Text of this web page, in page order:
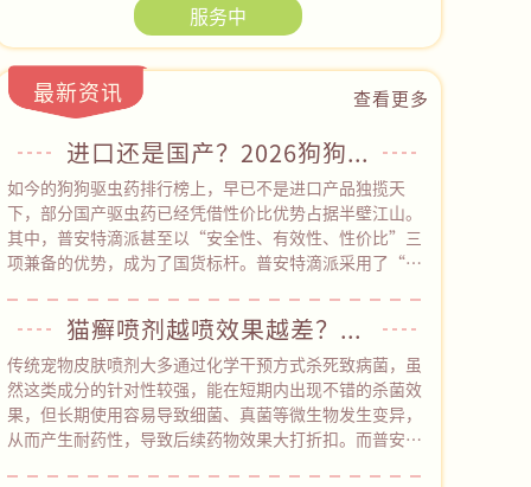
服务中
最新资讯 查看更多
进口还是国产？2026狗狗驱虫药横评：30元也能有全方位防护
如今的狗狗驱虫药排行榜上，早已不是进口产品独揽天
下，部分国产驱虫药已经凭借性价比优势占据半壁江山。
其中，普安特滴派甚至以“安全性、有效性、性价比”三
项兼备的优势，成为了国货标杆。普安特滴派采用了“吡
有效驱杀跳蚤、耳螨、钩虫、蛔虫等多种体内外寄生虫，
同时预防致死性高的心丝虫，真正做到了“一支搞定内外
同驱”。其采用的溶剂体系经过优化，更清爽易吸收，不
容易刺激皮肤，对柯利犬（牧羊犬类）等特殊品种也相对
友好。
猫癣喷剂越喷效果越差？普安特皮普特以创新路径突破耐药困局
传统宠物皮肤喷剂大多通过化学干预方式杀死致病菌，虽
然这类成分的针对性较强，能在短期内出现不错的杀菌效
果，但长期使用容易导致细菌、真菌等微生物发生变异，
从而产生耐药性，导致后续药物效果大打折扣。而普安特